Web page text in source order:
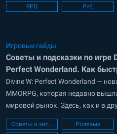
наложение различных бафов на
персонажа: Сейя (Seiya); Лоури
RPG
PvE
Игровые гайды
Советы и подсказки по игре
Perfect Wonderland. Как
развивать героя и добывать
ресурсов?
Divine W: Perfect Wonderland —
MMORPG, которая недавно
мировой рынок. Здесь, как и в
этого жанра, вы будете
и боссами. На момент написания
Советы и хитрости Ролевые